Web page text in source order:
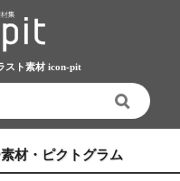
スト素材 icon-pit
材・ピクトグラム